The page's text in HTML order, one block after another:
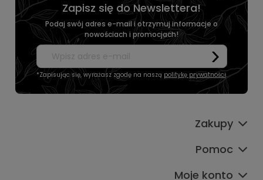
Zapisz się do Newslettera!
Podaj swój adres e-mail i otrzymuj informacje o
nowościach i promocjach!
*Zapisując się, wyrażasz zgodę na naszą politykę prywatności.
Zakupy
Pomoc
Moje konto